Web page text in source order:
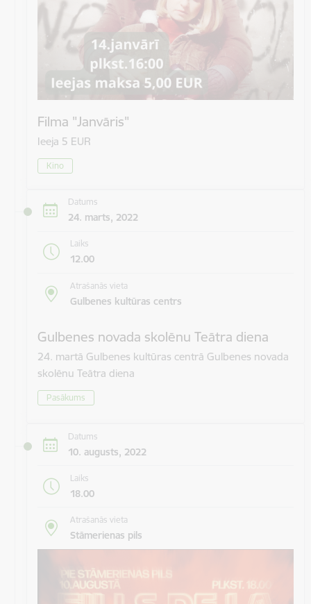
Filma "Janvāris"
Ieeja 5 EUR
Kino
Datums
24. marts, 2022
Laiks
12.00
Atrašanās vieta
Gulbenes kultūras centrs
Gulbenes novada skolēnu Teātra diena
24. martā Gulbenes kultūras centrā Gulbenes novada
skolēnu Teātra diena
Pasākums
Datums
10. augusts, 2022
Laiks
18.00
Atrašanās vieta
Stāmerienas pils